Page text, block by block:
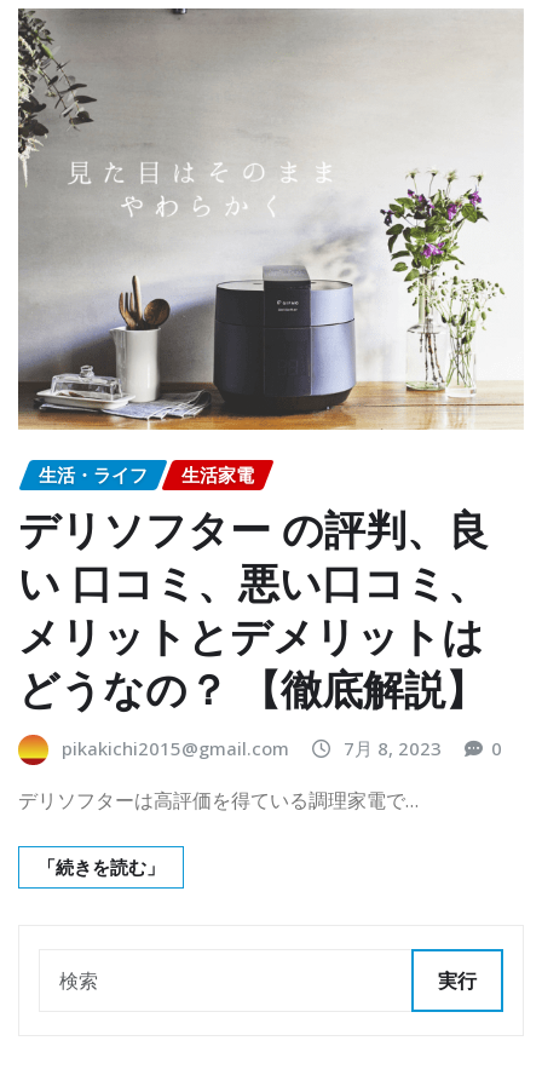
生活・ライフ 生活家電
デリソフター の評判、良
い 口コミ、悪い口コミ、
メリットとデメリットは
どうなの？ 【徹底解説】
pikakichi2015@gmail.com 7月 8, 2023 0
デリソフターは高評価を得ている調理家電で…
「続きを読む」
実行